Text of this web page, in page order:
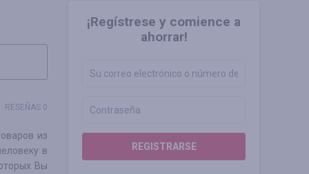
¡Regístrese y comience a
ahorrar!
REGISTRARSE
RESEÑAS 0
из
в
Вы